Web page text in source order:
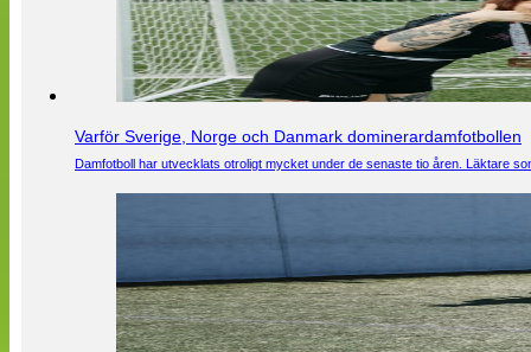
Varför Sverige, Norge och Danmark dominerardamfotbollen
Damfotboll har utvecklats otroligt mycket under de senaste tio åren. Läktare